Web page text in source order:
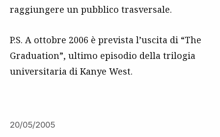
raggiungere un pubblico trasversale.
P.S. A ottobre 2006 è prevista l’uscita di “The
Graduation”, ultimo episodio della trilogia
universitaria di Kanye West.
20/05/2005